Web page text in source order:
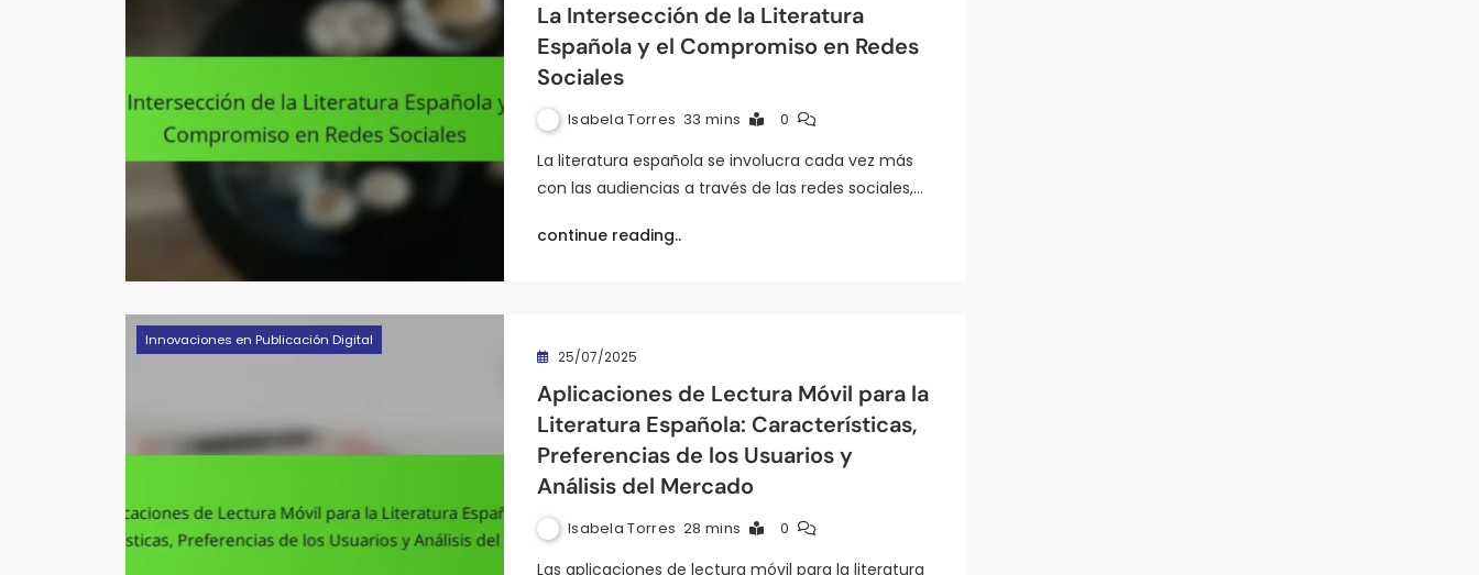
La Intersección de la Literatura
Española y el Compromiso en Redes
Sociales
Isabela Torres 33 mins 0
La literatura española se involucra cada vez más
con las audiencias a través de las redes sociales,…
continue reading..
Innovaciones en Publicación Digital
25/07/2025
Aplicaciones de Lectura Móvil para la
Literatura Española: Características,
Preferencias de los Usuarios y
Análisis del Mercado
Isabela Torres 28 mins 0
Las aplicaciones de lectura móvil para la literatura